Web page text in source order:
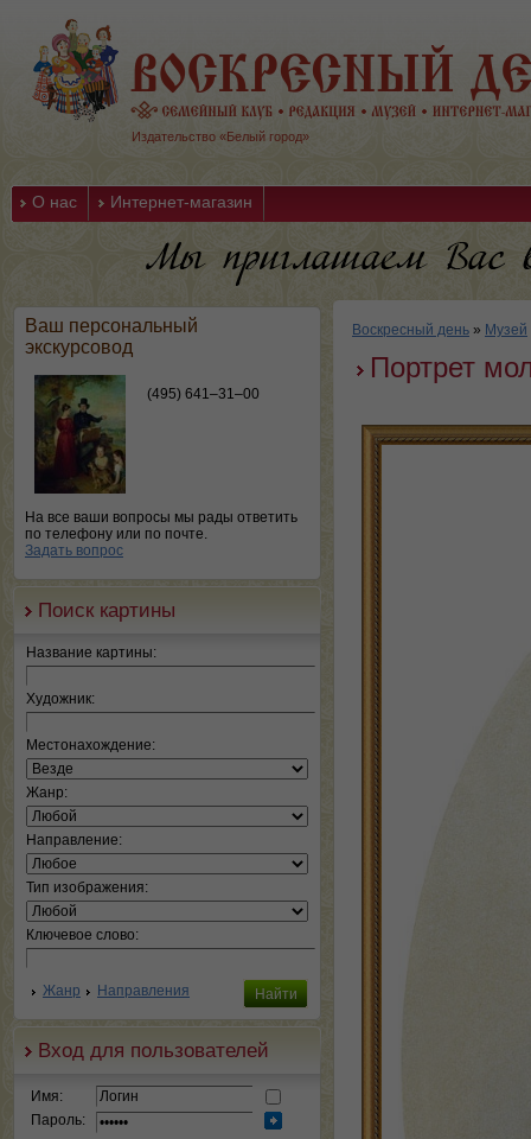
Издательство «Белый город»
О нас Интернет-магазин
Ваш персональный
экскурсовод
(495) 641–31–00
На все ваши вопросы мы рады ответить
по телефону или по почте.
Задать вопрос
Поиск картины
Название картины:
Художник:
Местонахождение:
Жанр:
Направление:
Тип изображения:
Ключевое слово:
Жанр Направления
Вход для пользователей
Имя:
Пароль:
Воскресный день » Музей
Портрет